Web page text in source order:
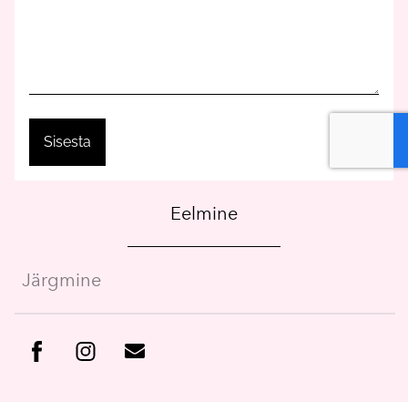
Eelmine
Järgmine